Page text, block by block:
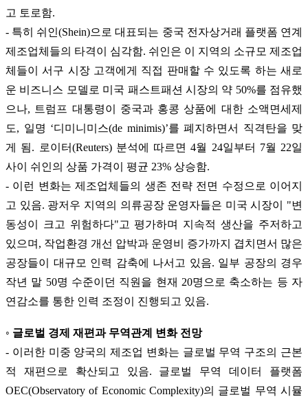
고 토로함.
- 특히 쉬인(Shein)으로 대표되는 중국 전자상거래 플랫폼 연계
제조업체들의 타격이 심각함. 쉬인은 이 지역의 소규모 제조업
체들이 서구 시장 고객에게 직접 판매할 수 있도록 하는 새로
운 비즈니스 모델로 미국 패스트패션 시장의 약 50%를 점유했
으나, 트럼프 대통령이 중국과 홍콩 상품에 대한 소액면세제
도, 일명 ‘디미니미스(de minimis)’를 폐지하면서 직격탄을 맞
게 됨. 로이터(Reuters) 분석에 따르면 4월 24일부터 7월 22일
사이 쉬인의 상품 가격이 평균 23% 상승함.
- 이런 변화는 제조업체들의 생존 전략 전면 수정으로 이어지
고 있음. 광저우 지역의 의류공장 운영자들은 미국 시장이 "변
동성이 크고 위험하다"고 평가하며 지속적 생산을 주저하고
있으며, 작업환경 개선 압박과 운영비 증가까지 겹치면서 많은
공장들이 대규모 인력 감축에 나서고 있음. 일부 공장의 경우
작년 말 50명 수준이던 직원을 현재 20명으로 축소하는 등 자
연감소를 통한 인력 조정이 진행되고 있음.
◦ 글로벌 경제 재편과 무역관계 변화 전망
- 이러한 미중 양국의 제조업 변화는 글로벌 무역 구조의 근본
적 재편으로 확산되고 있음. 글로벌 무역 데이터 플랫폼
OEC(Observatory of Economic Complexity)의 글로벌 무역 시뮬